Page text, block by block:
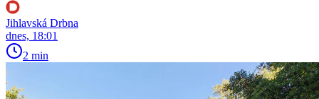
Jihlavská Drbna
dnes, 18:01
2 min